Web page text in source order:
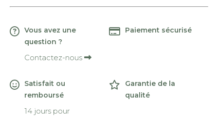
Vous avez une
question ?
Contactez-nous
Paiement sécurisé
Satisfait ou
remboursé
14 jours pour
Garantie de la
qualité